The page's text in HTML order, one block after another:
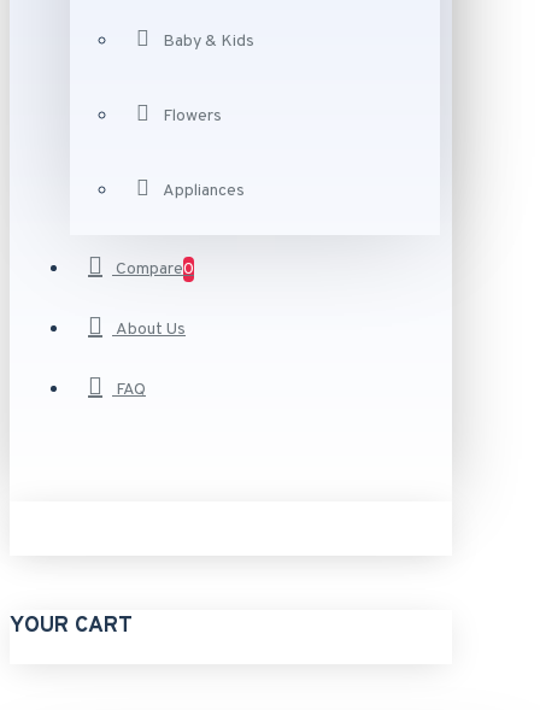
Baby & Kids
Flowers
Appliances
Compare0
About Us
FAQ
YOUR CART